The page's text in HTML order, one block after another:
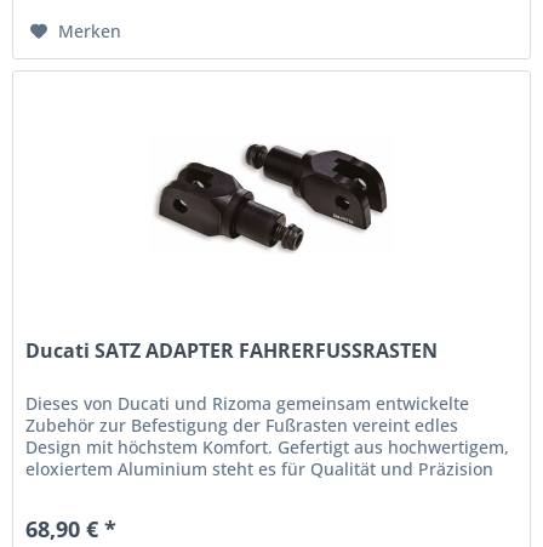
Merken
Ducati SATZ ADAPTER FAHRERFUSSRASTEN
Dieses von Ducati und Rizoma gemeinsam entwickelte
Zubehör zur Befestigung der Fußrasten vereint edles
Design mit höchstem Komfort. Gefertigt aus hochwertigem,
eloxiertem Aluminium steht es für Qualität und Präzision
68,90 € *